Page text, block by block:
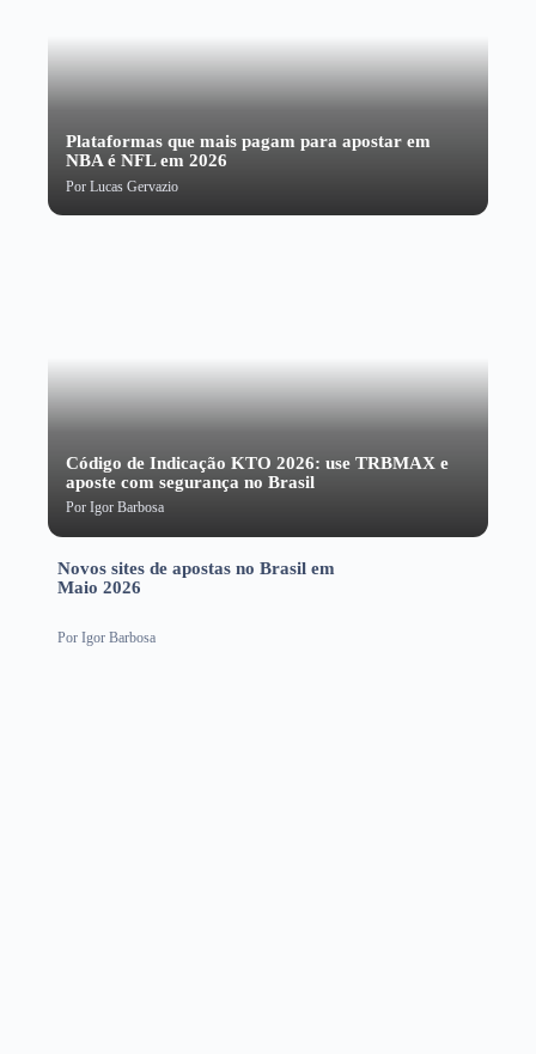
Plataformas que mais pagam para apostar em
NBA é NFL em 2026
Por Lucas Gervazio
Código de Indicação KTO 2026: use TRBMAX e
aposte com segurança no Brasil
Por Igor Barbosa
Novos sites de apostas no Brasil em
Maio 2026
Por Igor Barbosa